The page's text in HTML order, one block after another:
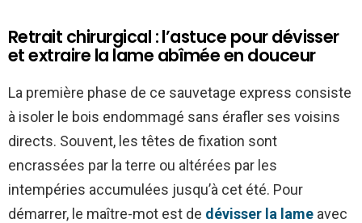
Retrait chirurgical : l’astuce pour dévisser
et extraire la lame abîmée en douceur
La première phase de ce sauvetage express consiste
à isoler le bois endommagé sans érafler ses voisins
directs. Souvent, les têtes de fixation sont
encrassées par la terre ou altérées par les
intempéries accumulées jusqu’à cet été. Pour
démarrer, le maître-mot est de dévisser la lame avec